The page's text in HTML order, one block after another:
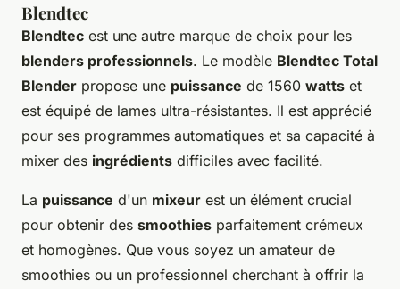
Blendtec
Blendtec est une autre marque de choix pour les
blenders professionnels. Le modèle Blendtec Total
Blender propose une puissance de 1560 watts et
est équipé de lames ultra-résistantes. Il est apprécié
pour ses programmes automatiques et sa capacité à
mixer des ingrédients difficiles avec facilité.
La puissance d'un mixeur est un élément crucial
pour obtenir des smoothies parfaitement crémeux
et homogènes. Que vous soyez un amateur de
smoothies ou un professionnel cherchant à offrir la